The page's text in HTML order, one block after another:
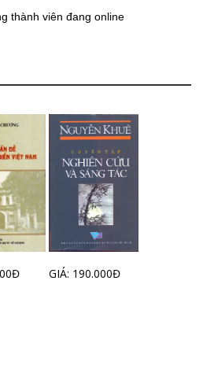
thành viên đang online
GIÁ: 190.000Đ